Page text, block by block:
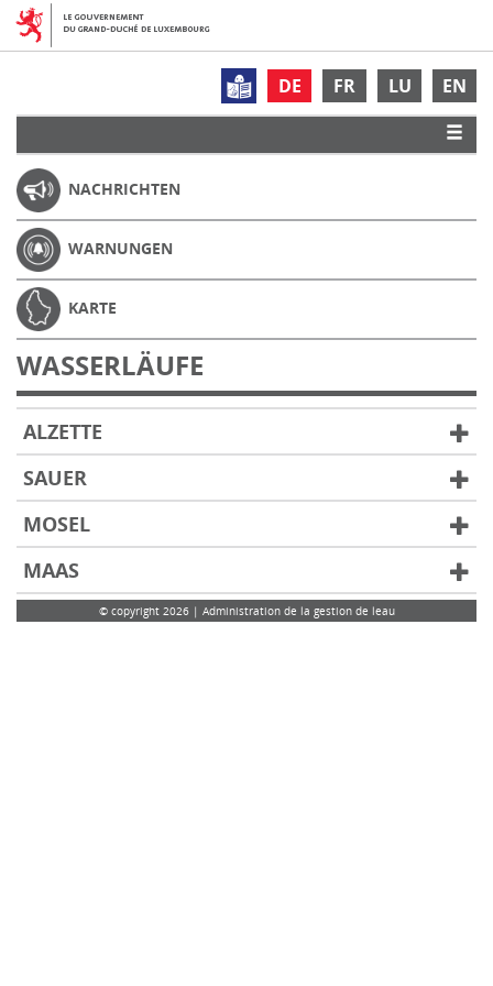
DE FR LU EN
NACHRICHTEN
WARNUNGEN
KARTE
WASSERLÄUFE
ALZETTE
SAUER
MOSEL
MAAS
© copyright 2026 | Administration de la gestion de leau